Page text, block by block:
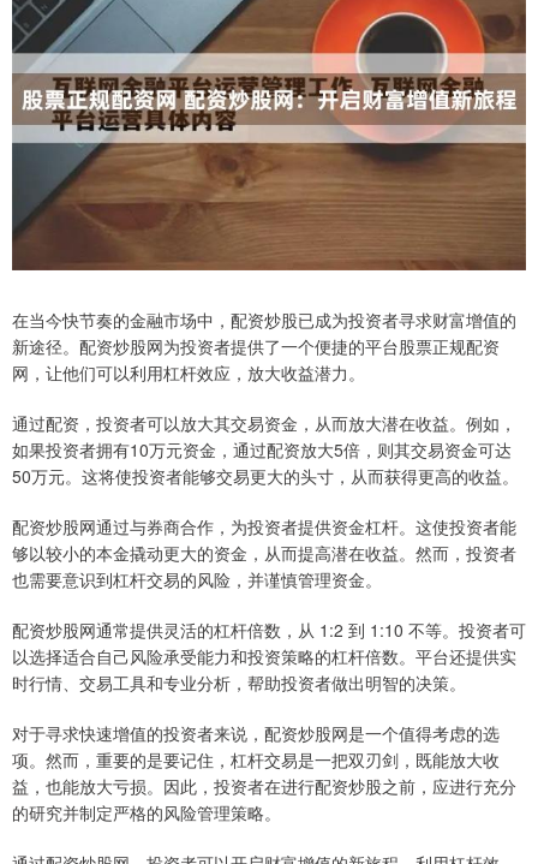
在当今快节奏的金融市场中，配资炒股已成为投资者寻求财富增值的
新途径。配资炒股网为投资者提供了一个便捷的平台股票正规配资
网，让他们可以利用杠杆效应，放大收益潜力。
通过配资，投资者可以放大其交易资金，从而放大潜在收益。例如，
如果投资者拥有10万元资金，通过配资放大5倍，则其交易资金可达
50万元。这将使投资者能够交易更大的头寸，从而获得更高的收益。
配资炒股网通过与券商合作，为投资者提供资金杠杆。这使投资者能
够以较小的本金撬动更大的资金，从而提高潜在收益。然而，投资者
也需要意识到杠杆交易的风险，并谨慎管理资金。
配资炒股网通常提供灵活的杠杆倍数，从 1:2 到 1:10 不等。投资者可
以选择适合自己风险承受能力和投资策略的杠杆倍数。平台还提供实
时行情、交易工具和专业分析，帮助投资者做出明智的决策。
对于寻求快速增值的投资者来说，配资炒股网是一个值得考虑的选
项。然而，重要的是要记住，杠杆交易是一把双刃剑，既能放大收
益，也能放大亏损。因此，投资者在进行配资炒股之前，应进行充分
的研究并制定严格的风险管理策略。